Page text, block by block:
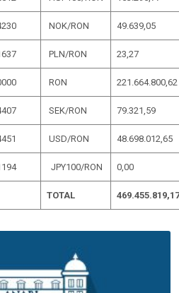
NOK/RON 49.639,05
PLN/RON 23,27
RON 221.664.800,62
SEK/RON 79.321,59
USD/RON 48.698.012,65
JPY100/RON 0,00
TOTAL 469.455.819,17